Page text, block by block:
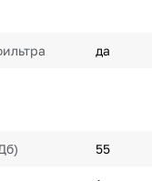
да
55